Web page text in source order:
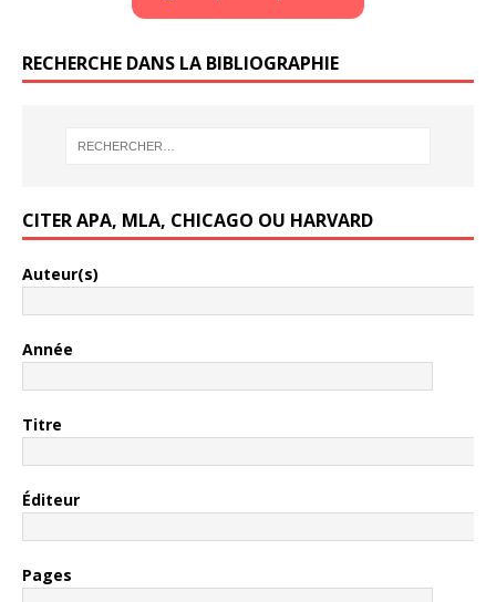
RECHERCHE DANS LA BIBLIOGRAPHIE
CITER APA, MLA, CHICAGO OU HARVARD
Auteur(s)
Année
Titre
Éditeur
Pages